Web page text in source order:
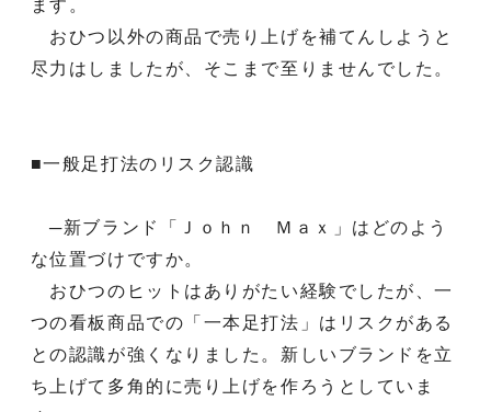
ます。
おひつ以外の商品で売り上げを補てんしようと
尽力はしましたが、そこまで至りませんでした。
■一般足打法のリスク認識
─新ブランド「Ｊｏｈｎ Ｍａｘ」はどのよう
な位置づけですか。
おひつのヒットはありがたい経験でしたが、一
つの看板商品での「一本足打法」はリスクがある
との認識が強くなりました。新しいブランドを立
ち上げて多角的に売り上げを作ろうとしていま